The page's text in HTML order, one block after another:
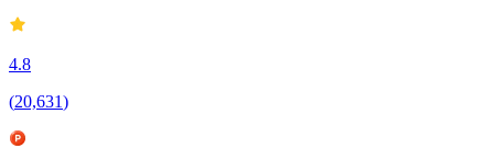
4.8
(20,631)